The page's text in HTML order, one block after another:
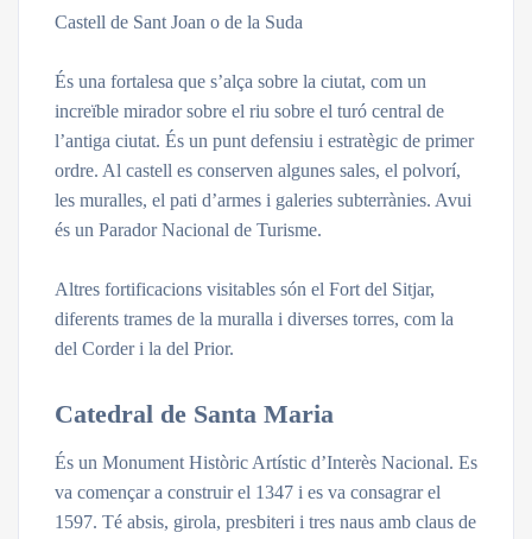
Castell de Sant Joan o de la Suda
És una fortalesa que s’alça sobre la ciutat, com un
increïble mirador sobre el riu sobre el turó central de
l’antiga ciutat. És un punt defensiu i estratègic de primer
ordre. Al castell es conserven algunes sales, el polvorí,
les muralles, el pati d’armes i galeries subterrànies. Avui
és un Parador Nacional de Turisme.
Altres fortificacions visitables són el Fort del Sitjar,
diferents trames de la muralla i diverses torres, com la
del Corder i la del Prior.
Catedral de Santa Maria
És un Monument Històric Artístic d’Interès Nacional. Es
va començar a construir el 1347 i es va consagrar el
1597. Té absis, girola, presbiteri i tres naus amb claus de